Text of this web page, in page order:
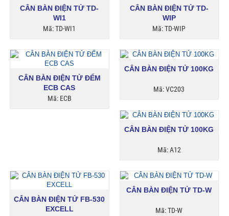
CÂN BÀN ĐIỆN TỬ TD-
WI1
Mã: TD-WI1
CÂN BÀN ĐIỆN TỬ TD-
WIP
Mã: TD-WIP
CÂN BÀN ĐIỆN TỬ ĐẾM
ECB CAS
Mã: ECB
CÂN BÀN ĐIỆN TỬ 100KG
Mã: VC203
CÂN BÀN ĐIỆN TỬ 100KG
Mã: A12
CÂN BÀN ĐIỆN TỬ FB-530
EXCELL
CÂN BÀN ĐIỆN TỬ TD-W
Mã: TD-W